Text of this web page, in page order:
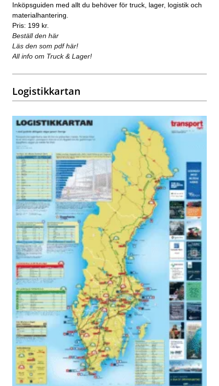
Inköpsguiden med allt du behöver för truck, lager, logistik och
materialhantering.
Pris: 199 kr.
Beställ den här
Läs den som pdf här!
All info om Truck & Lager!
Logistikkartan